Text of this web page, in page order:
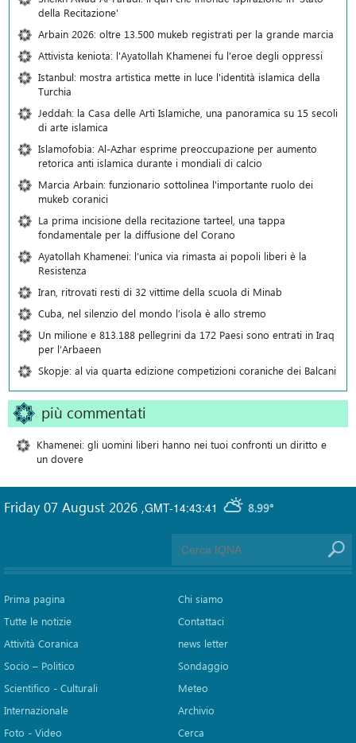
della Recitazione'
Arbain 2026: oltre 13.500 mukeb registrati per la grande marcia
Attivista keniota: l'Ayatollah Khamenei fu l'eroe degli oppressi
Istanbul: mostra artistica mette in luce l'identità islamica della
Turchia
Jeddah: la Casa delle Arti Islamiche, una panoramica su 15 secoli
di arte islamica
Islamofobia: Al-Azhar esprime preoccupazione per aumento
retorica anti islamica durante i mondiali di calcio
Marcia Arbain: funzionario sottolinea l'importante ruolo dei
mukeb coranici
La prima incisione della recitazione tarteel, una tappa
fondamentale per la diffusione del Corano
Ayatollah Khamenei: l’unica via rimasta ai popoli liberi è la
Resistenza
Iran, ritrovati resti di 32 vittime della scuola di Minab
Cuba, nel silenzio del mondo l’isola è allo stremo
Un milione e 813.188 pellegrini da 172 Paesi sono entrati in Iraq
per l’Arbaeen
Skopje: al via quarta edizione competizioni coraniche dei Balcani
più commentati
Khamenei: gli uomini liberi hanno nei tuoi confronti un diritto e
un dovere
GMT-14:43:41 8.99°
Friday 07 August 2026 ,
Prima pagina
Tutte le notizie
Attività Coranica
Socio – Politico
Scientifico - Culturali
Internazionale
Foto - Video
Chi siamo
Contattaci
news letter
Sondaggio
Meteo
Archivio
Cerca